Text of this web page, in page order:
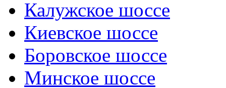
Калужское шоссе
Киевское шоссе
Боровское шоссе
Минское шоссе